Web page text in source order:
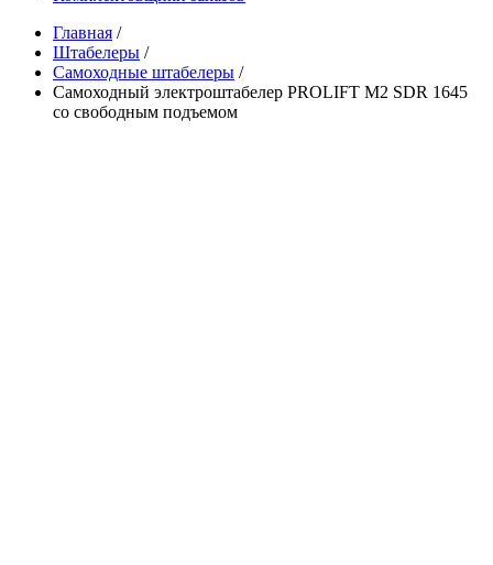
Главная /
Штабелеры /
Самоходные штабелеры /
Самоходный электроштабелер PROLIFT M2 SDR 1645
со свободным подъемом